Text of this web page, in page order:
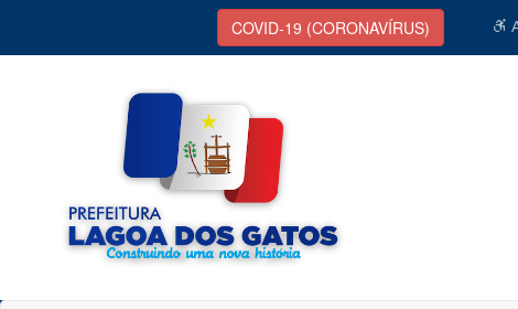
COVID-19 (CORONAVÍRUS)